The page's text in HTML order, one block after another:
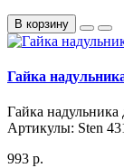
В корзину
Гайка
Гайка
Артикулы: Sten
993 р.